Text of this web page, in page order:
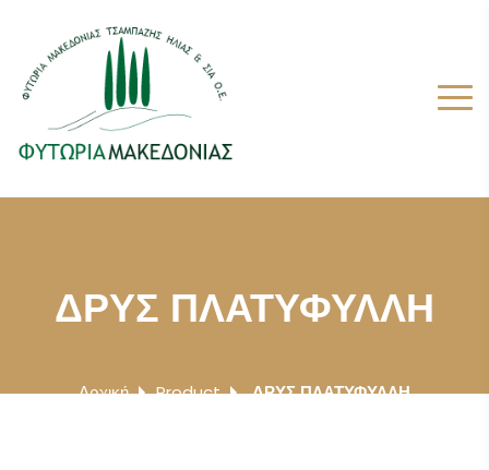
ΔΡΥΣ ΠΛΑΤΥΦΥΛΛΗ
Αρχική Product ΔΡΥΣ ΠΛΑΤΥΦΥΛΛΗ